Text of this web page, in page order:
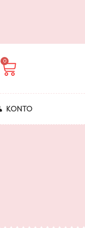
0
Varukorg
KONTO